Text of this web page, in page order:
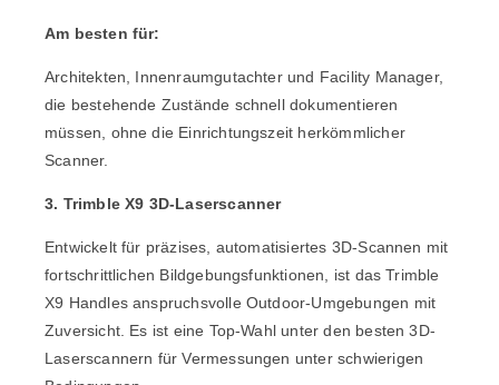
Am besten für:
Architekten, Innenraumgutachter und Facility Manager,
die bestehende Zustände schnell dokumentieren
müssen, ohne die Einrichtungszeit herkömmlicher
Scanner.
3. Trimble X9 3D-Laserscanner
Entwickelt für präzises, automatisiertes 3D-Scannen mit
fortschrittlichen Bildgebungsfunktionen, ist dasTrimble
X9 Handles anspruchsvolle Outdoor-Umgebungen mit
Zuversicht. Es ist eine Top-Wahl unter den besten 3D-
Laserscannern für Vermessungen unter schwierigen